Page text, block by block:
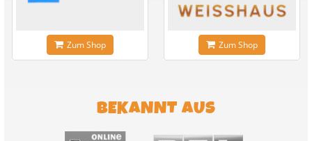
Zum Shop Zum Shop
BEKANNT AUS